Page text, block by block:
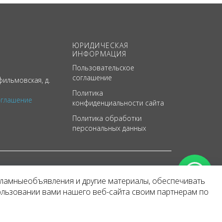
д.
ЮРИДИЧЕСКАЯ
ИНФОРМАЦИЯ
Пользовательское
соглашение
Политика
конфиденциальности сайта
Политика обработки
персональных данных
и другие материалы, обеспечивать
вами нашего веб-сайта своим партнерам по